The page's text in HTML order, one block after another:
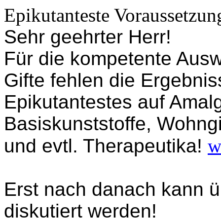
Epikutanteste
Sehr geehrter Herr!
Für die kompetente
Gifte fehlen die
Epikutantestes auf
Basiskunststoffe,
und evtl. Therapeutika!
Erst nach danach kann
diskutiert werden!